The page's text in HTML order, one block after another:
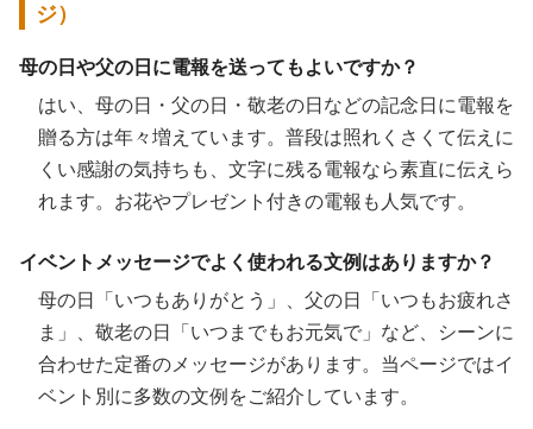
ジ）
母の日や父の日に電報を送ってもよいですか？
はい、母の日・父の日・敬老の日などの記念日に電報を
贈る方は年々増えています。普段は照れくさくて伝えに
くい感謝の気持ちも、文字に残る電報なら素直に伝えら
れます。お花やプレゼント付きの電報も人気です。
イベントメッセージでよく使われる文例はありますか？
母の日「いつもありがとう」、父の日「いつもお疲れさ
ま」、敬老の日「いつまでもお元気で」など、シーンに
合わせた定番のメッセージがあります。当ページではイ
ベント別に多数の文例をご紹介しています。